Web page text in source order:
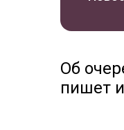
Об
пишет